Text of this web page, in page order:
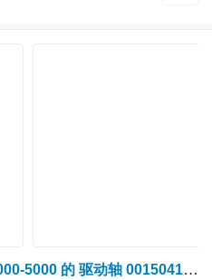
轮式拖拉机 Claas Xerion 4000-5000 的 驱动轴 0015041530